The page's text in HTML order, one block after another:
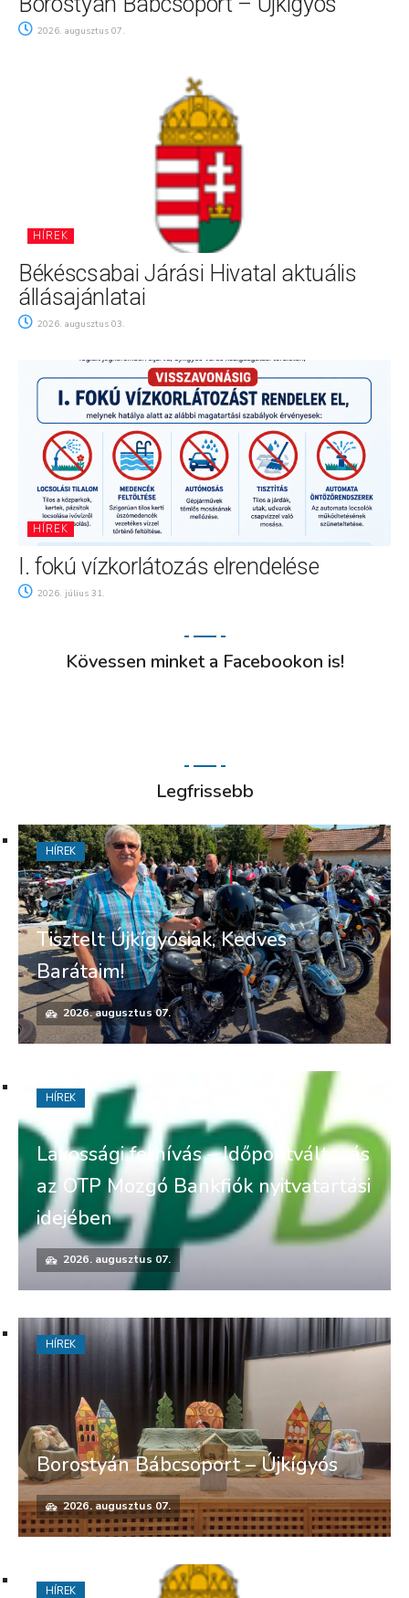
2026. augusztus 07.
HÍREK
Békéscsabai Járási Hivatal aktuális
állásajánlatai
2026. augusztus 03.
HÍREK
I. fokú vízkorlátozás elrendelése
2026. július 31.
Kövessen minket a Facebookon is!
Legfrissebb
Tisztelt Újkígyósiak, Kedves
Barátaim!
2026. augusztus 07.
HÍREK
Lakossági felhívás – Időpontváltozás
az OTP Mozgó Bankfiók nyitvatartási
idejében
2026. augusztus 07.
HÍREK
Borostyán Bábcsoport – Újkígyós
2026. augusztus 07.
HÍREK
HÍREK